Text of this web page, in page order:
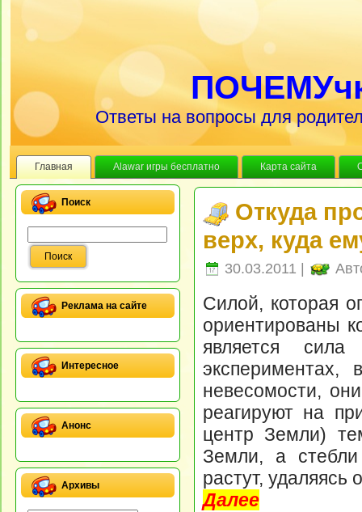
Ответы на вопросы для
Главная Alawar игры бесплатно Карта сайта
Поиск
Реклама на сайте
Интересное
Анонс
Архивы
Откуда
верх, куда
30.03.2011 |
Силой, которая
ориентированы
является
невесомости,
реагируют на
центр Земли)
Земли, а
растут, удаляясь
Далее